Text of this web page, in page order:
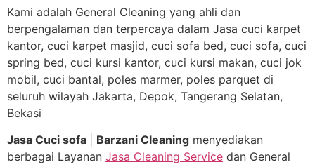
Kami adalah General Cleaning yang ahli dan
berpengalaman dan terpercaya dalam Jasa cuci karpet
kantor, cuci karpet masjid, cuci sofa bed, cuci sofa, cuci
spring bed, cuci kursi kantor, cuci kursi makan, cuci jok
mobil, cuci bantal, poles marmer, poles parquet di
seluruh wilayah Jakarta, Depok, Tangerang Selatan,
Bekasi
Jasa Cuci sofa
Barzani Cleaning menyediakan
berbagai Layanan Jasa Cleaning Service dan General